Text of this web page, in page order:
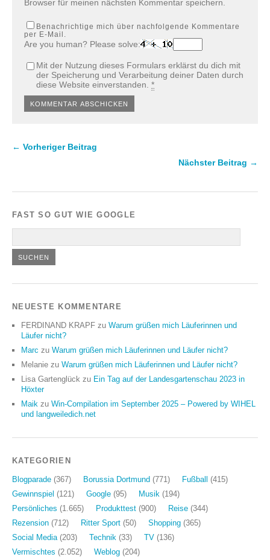
Browser für meinen nächsten Kommentar speichern.
Benachrichtige mich über nachfolgende Kommentare
per E-Mail.
Are you human? Please solve:
Mit der Nutzung dieses Formulars erklärst du dich mit
der Speicherung und Verarbeitung deiner Daten durch
diese Website einverstanden. *
← Vorheriger Beitrag
Nächster Beitrag →
FAST SO GUT WIE GOOGLE
NEUESTE KOMMENTARE
FERDINAND KRAPF zu Warum grüßen mich Läuferinnen und
Läufer nicht?
Marc zu Warum grüßen mich Läuferinnen und Läufer nicht?
Melanie zu Warum grüßen mich Läuferinnen und Läufer nicht?
Lisa Gartenglück zu Ein Tag auf der Landesgartenschau 2023 in
Höxter
Maik zu Win-Compilation im September 2025 – Powered by WIHEL
und langweiledich.net
KATEGORIEN
Blogparade (367) Borussia Dortmund (771) Fußball
(415)
Gewinnspiel (121) Google (95) Musik (194)
Persönliches (1.665) Produkttest (900) Reise (344)
Rezension (712) Ritter Sport (50) Shopping (365)
Social Media(203) Technik (33) TV (136)
Vermischtes (2.052) Weblog (204)